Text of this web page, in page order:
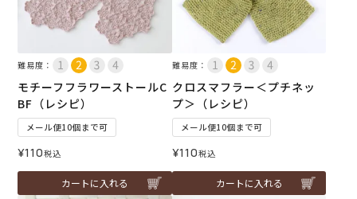
難易度：
モチーフフラワーストールC
BF（レシピ）
メール便10個まで可
¥110税込
カートに入れる
難易度：
クロスマフラー＜プチネッ
プ＞（レシピ）
メール便10個まで可
¥110税込
カートに入れる